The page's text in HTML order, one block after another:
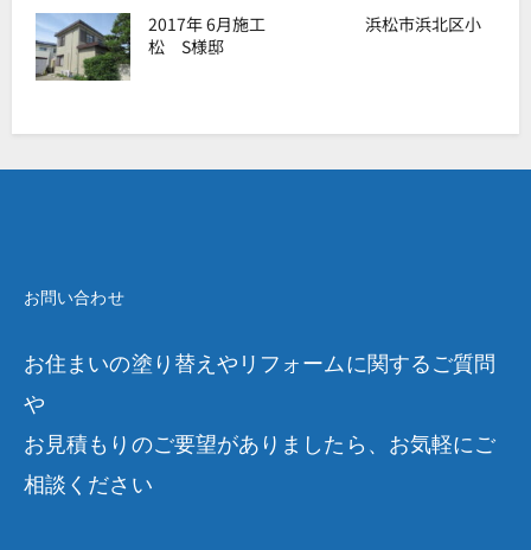
2017年 6月施工 浜松市浜北区小
松 S様邸
お問い合わせ
お住まいの塗り替えやリフォームに関するご質問
や
お見積もりのご要望がありましたら、お気軽にご
相談ください